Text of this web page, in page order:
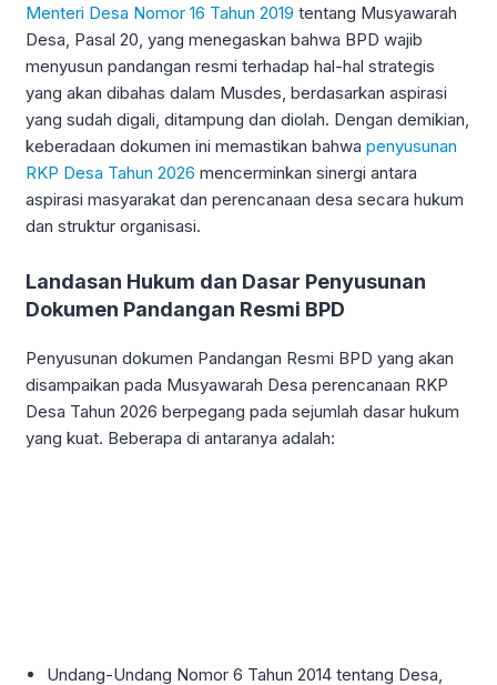
Menteri Desa Nomor 16 Tahun 2019 tentang Musyawarah
Desa, Pasal 20, yang menegaskan bahwa BPD wajib
menyusun pandangan resmi terhadap hal-hal strategis
yang akan dibahas dalam Musdes, berdasarkan aspirasi
yang sudah digali, ditampung dan diolah. Dengan demikian,
keberadaan dokumen ini memastikan bahwa penyusunan
RKP Desa Tahun 2026 mencerminkan sinergi antara
aspirasi masyarakat dan perencanaan desa secara hukum
dan struktur organisasi.
Landasan Hukum dan Dasar Penyusunan
Dokumen Pandangan Resmi BPD
Penyusunan dokumen Pandangan Resmi BPD yang akan
disampaikan pada Musyawarah Desa perencanaan RKP
Desa Tahun 2026 berpegang pada sejumlah dasar hukum
yang kuat. Beberapa di antaranya adalah:
Undang-Undang Nomor 6 Tahun 2014 tentang Desa,